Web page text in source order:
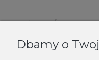
PŁATNOŚCI I
KONTAKT
Dbamy o